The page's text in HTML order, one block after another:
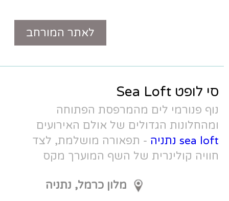
טלפון
הפתוחה
של אולם האירועים
מושלמת, לצד
השף המוערך מקס